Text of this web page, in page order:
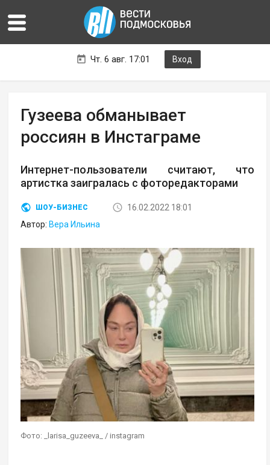
Чт. 6 авг. 17:01 Вход
Гузеева обманывает
россиян в Инстаграме
Интернет-пользователи считают, что
артистка заигралась с фоторедакторами
ШОУ-БИЗНЕС
16.02.2022 18:01
Автор: Вера Ильина
Фото: _larisa_guzeeva_ / instagram